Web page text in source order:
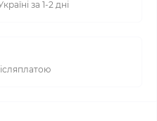
за 1-2 дні